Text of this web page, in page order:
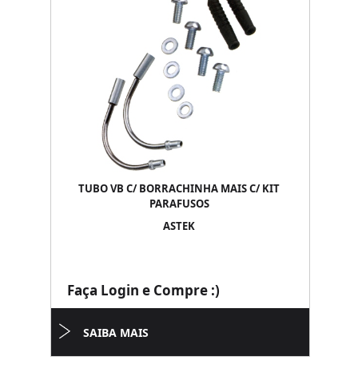
TUBO VB C/ BORRACHINHA MAIS C/ KIT
PARAFUSOS
ASTEK
Faça Login e Compre :)
SAIBA MAIS